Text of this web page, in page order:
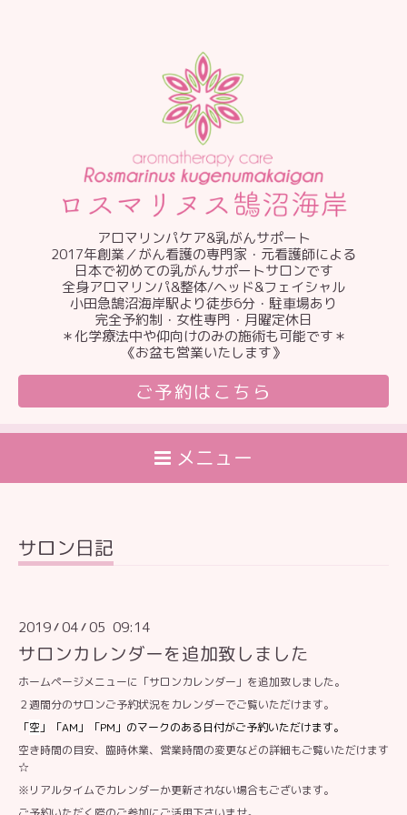
アロマリンパケア&乳がんサポート
2017年創業／がん看護の専門家・元看護師による
日本で初めての乳がんサポートサロンです
全身アロマリンパ&整体/ヘッド&フェイシャル
小田急鵠沼海岸駅より徒歩6分・駐車場あり
完全予約制・女性専門・月曜定休日
＊化学療法中や仰向けのみの施術も可能です＊
《お盆も営業いたします》
ご予約はこちら
メニュー
サロン日記
2019/04/05 09:14
サロンカレンダーを追加致しました
ホームページメニューに「サロンカレンダー」を追加致しました。
２週間分のサロンご予約状況をカレンダーでご覧いただけます。
「空 」「AM」「PM」のマークのある日付がご予約いただけます。
空き時間の目安、臨時休業、営業時間の変更などの詳細もご覧いただけます
☆
※リアルタイムでカレンダーか更新されない場合もございます。